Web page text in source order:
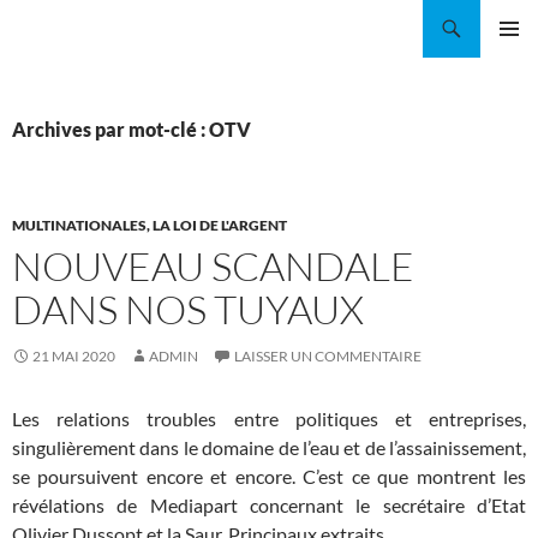
Archives par mot-clé : OTV
MULTINATIONALES, LA LOI DE L'ARGENT
NOUVEAU SCANDALE
DANS NOS TUYAUX
21 MAI 2020 ADMIN LAISSER UN COMMENTAIRE
Les relations troubles entre politiques et entreprises,
singulièrement dans le domaine de l’eau et de l’assainissement,
se poursuivent encore et encore. C’est ce que montrent les
révélations de Mediapart concernant le secrétaire d’Etat